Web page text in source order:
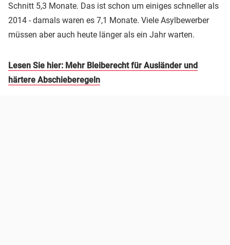
Schnitt 5,3 Monate. Das ist schon um einiges schneller als
2014 - damals waren es 7,1 Monate. Viele Asylbewerber
müssen aber auch heute länger als ein Jahr warten.
Lesen Sie hier: Mehr Bleiberecht für Ausländer und
härtere Abschieberegeln